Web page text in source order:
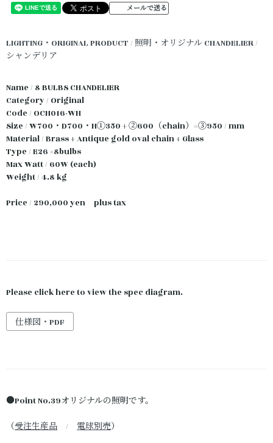
メールで送る
LIGHTING・ORIGINAL PRODUCT / 照明・オリジナル CHANDELIER /
シャンデリア
Name / 8 BULBS CHANDELIER
Category / Original
Code / OCH016-WH
Size / W700・D700・H①350 + ②600（chain）=③950 / mm
Material / Brass + Antique gold oval chain + Glass
Type / E26 ×8bulbs
Max Watt / 60W (each)
Weight / 4.8 kg
Price / 290,000 yen plus tax
Please click here to view the spec diagram.
仕様図・PDF
●Point No.39オリジナルの照明です。
（受注生産品 / 電球別売）